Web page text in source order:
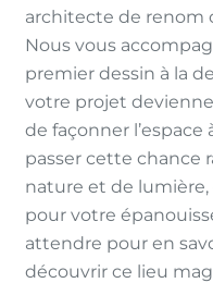
architecte de renom
Nous vous
premier dessin à la
votre projet
de façonner l’espace
passer cette chance
nature et de
pour votre
attendre pour en
découvrir ce lieu